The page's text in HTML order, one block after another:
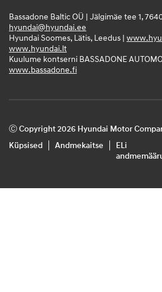
Bassadone Baltic OÜ | Jälgimäe tee 1,
hyundai@hyundai.ee
Hyundai Soomes, Lätis, Leedus |
www.hyundai.lt
Kuulume kontserni BASSADONE
www.bassadone.fi
Ⓒ Copyright 2026 Hyundai Motor
Küpsised
Andmekaitse
ELi